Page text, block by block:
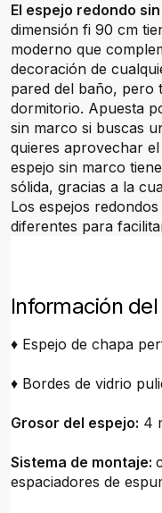
El espejo redondo
dimensión fi 90 cm
moderno que
decoración de
pared del baño, pero
dormitorio. Apuesta
sin marco si buscas
quieres aprovechar
espejo sin marco
sólida, gracias a la
Los espejos
diferentes para
Información
♦ Espejo de chapa
♦ Bordes de vidrio
Grosor del espejo: 4
Sistema de montaje:
espaciadores de